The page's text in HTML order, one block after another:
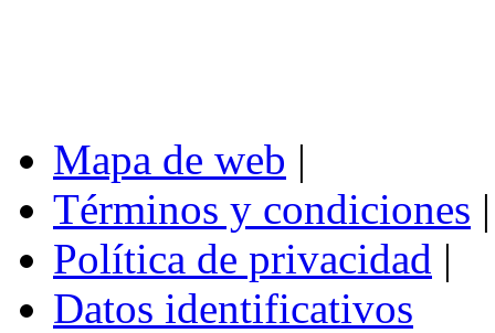
Mapa de web |
Términos y condiciones |
Política de privacidad |
Datos identificativos